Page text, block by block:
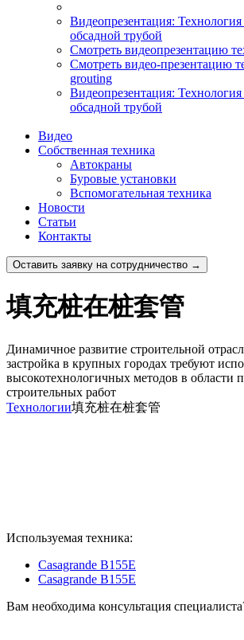
Видеопрезентация: Технология
обсадной трубой
Смотреть видеопрезентацию
Смотреть видео-презентацию
grouting
Видеопрезентация:
обсадной трубой
Видео
Собственная техника
Автокраны
Буровые установки
Вспомогательная техника
Новости
Статьи
Контакты
Оставить заявку на сотрудничество →
填充桩在桩套管
Динамичное развитие строительной
застройка в крупных городах требуют
высокотехнологичных методов в области
строительных работ
Технологии填充桩在桩套管
Используемая техника:
Casagrande B155E
Casagrande B155E
Вам необходима консультация